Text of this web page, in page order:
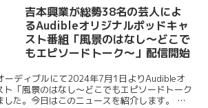
吉本興業が総勢38名の芸人によ
るAudibleオリジナルポッドキャ
スト番組「風景のはなし～どこで
もエピソードトーク～」配信開始
ーディブルにて2024年7月1日よりAudibleオ
ト「風景のはなし～どこでもエピソードトーク
した。今日はこのニュースを紹介します。 吉